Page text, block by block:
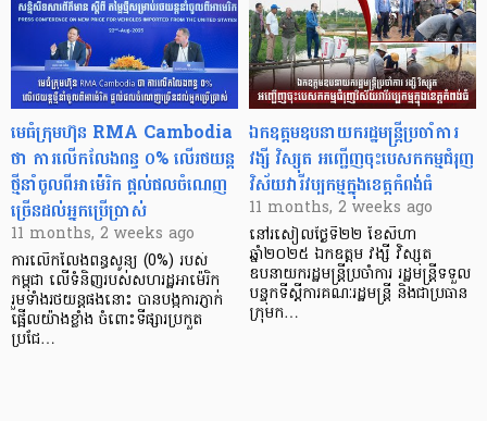
មេធំក្រុមហ៊ុន RMA Cambodia
ថា ការលើកលែងពន្ធ ០% លើរថយន្ដ
ថ្មីនាំចូលពីអាម៉េរិក ផ្ដល់ផលចំណេញ
ច្រើនដល់អ្នកប្រើប្រាស់
11 months, 2 weeks ago
ការលើកលែងពន្ធសូន្យ (0%) របស់
កម្ពុជា លើទំនិញរបស់សហរដ្ឋអាម៉េរិក
រួមទាំងរថយន្តផងនោះ បានបង្កការភ្ញាក់
ផ្អើលយ៉ាងខ្លាំង ចំពោះទីផ្សារប្រកួត
ប្រជែ…
ឯកឧត្តមឧបនាយករដ្ឋមន្រ្តីប្រចាំការ
វង្សី វិស្សុត អញ្ជើញចុះបេសកកម្មជំរុញ
វិស័យវារីវប្បកម្មក្នុងខេត្តកំពង់ធំ
11 months, 2 weeks ago
នៅរសៀលថ្ងៃទី២២ ខែសីហា
ឆ្នាំ២០២៥ ឯកឧត្តម វង្សី វិស្សុត
ឧបនាយករដ្ឋមន្ត្រីប្រចាំការ រដ្ឋមន្ត្រីទទួល
បន្ទុកទីស្តីការគណៈរដ្ឋមន្ត្រី និងជាប្រធាន
ក្រុមក…